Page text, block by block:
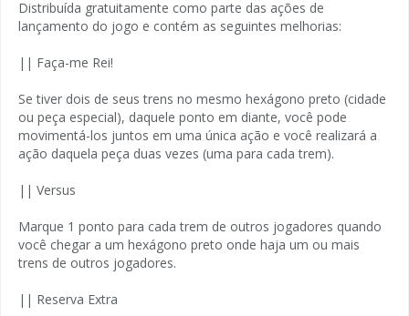
Distribuída gratuitamente como parte das ações de
lançamento do jogo e contém as seguintes melhorias:
|| Faça-me Rei!
Se tiver dois de seus trens no mesmo hexágono preto (cidade
ou peça especial), daquele ponto em diante, você pode
movimentá-los juntos em uma única ação e você realizará a
ação daquela peça duas vezes (uma para cada trem).
|| Versus
Marque 1 ponto para cada trem de outros jogadores quando
você chegar a um hexágono preto onde haja um ou mais
trens de outros jogadores.
|| Reserva Extra